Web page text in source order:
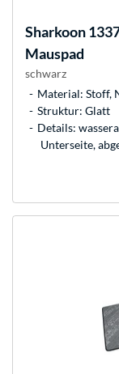
Sharkoon
Mauspad
schwarz
Material: Stoff,
Struktur: Glatt
Details:
Unterseite,